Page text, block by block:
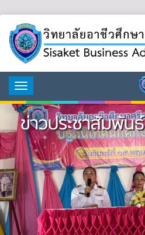
Toggle
navigation
ข่าวประชาสัมพันธ์